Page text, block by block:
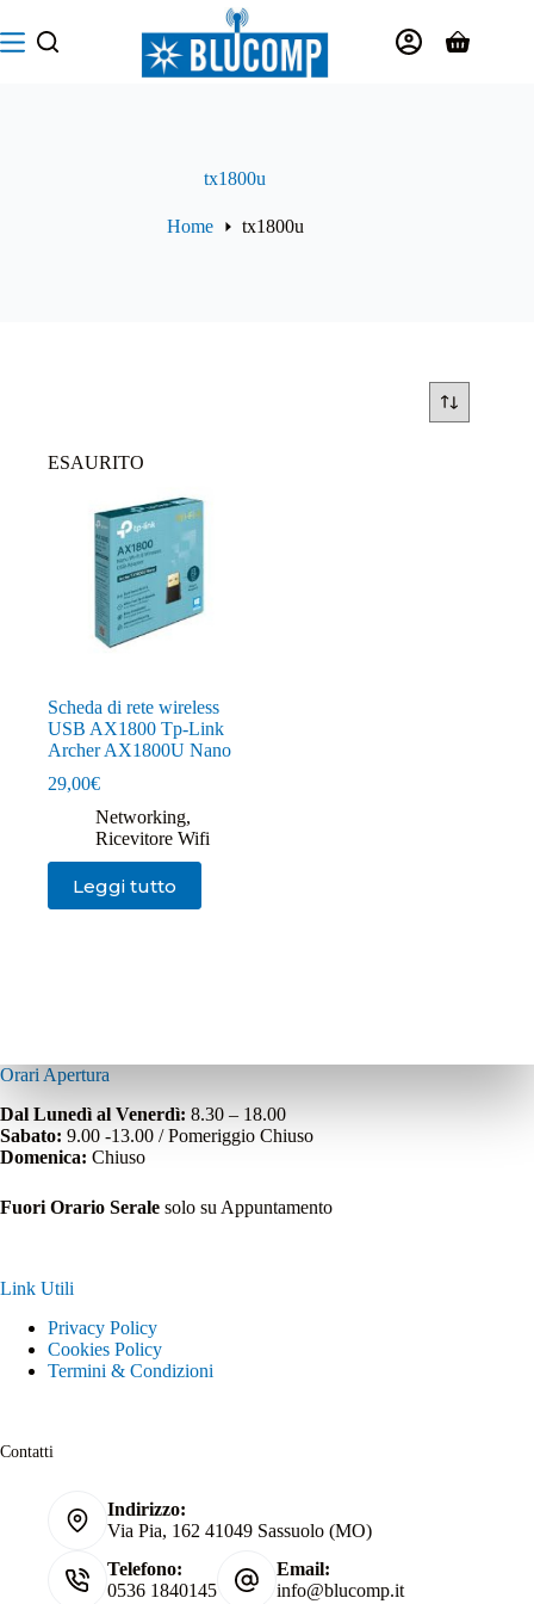
al
contenuto
Carrello
tx1800u
Home tx1800u
ESAURITO
Scheda di rete wireless
USB AX1800 Tp-Link
Archer AX1800U Nano
29,00€
Networking,
Ricevitore Wifi
Leggi tutto
Orari Apertura
Dal Lunedì al Venerdì: 8.30 – 18.00
Sabato: 9.00 -13.00 / Pomeriggio Chiuso
Domenica: Chiuso
Fuori Orario Serale solo su Appuntamento
Link Utili
Privacy Policy
Cookies Policy
Termini & Condizioni
Contatti
Indirizzo:
Via Pia, 162 41049 Sassuolo (MO)
Telefono:
0536 1840145
Email:
info@blucomp.it